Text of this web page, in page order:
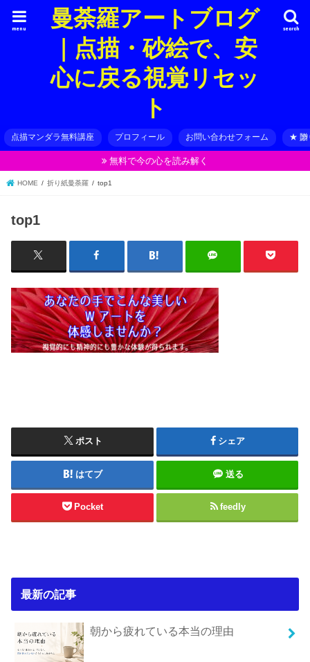
曼荼羅アートブログ
｜点描・砂絵で、安
心に戻る視覚リセッ
ト
search
menu
点描マンダラ無料講座 プロフィール お問い合わせフォーム ★ 贈
無料で今の心を読み解く
HOME 折り紙曼荼羅 top1
top1
ポスト シェア
はてブ 送る
Pocket feedly
最新の記事
朝から疲れている本当の理由